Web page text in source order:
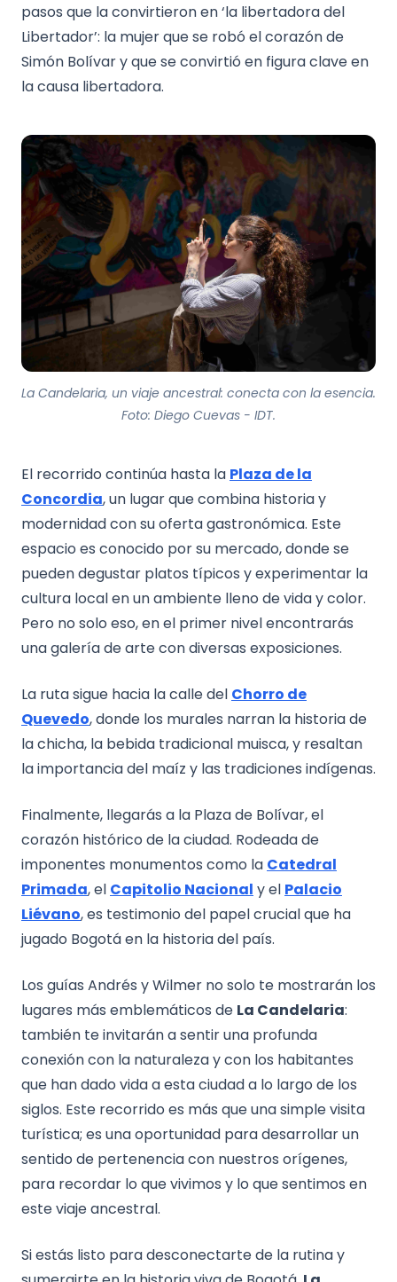
pasos que la convirtieron en ‘la libertadora del
Libertador’: la mujer que se robó el corazón de
Simón Bolívar y que se convirtió en figura clave en
la causa libertadora.
La Candelaria, un viaje ancestral: conecta con la esencia.
Foto: Diego Cuevas - IDT.
El recorrido continúa hasta la Plaza de la
Concordia, un lugar que combina historia y
modernidad con su oferta gastronómica. Este
espacio es conocido por su mercado, donde se
pueden degustar platos típicos y experimentar la
cultura local en un ambiente lleno de vida y color.
Pero no solo eso, en el primer nivel encontrarás
una galería de arte con diversas exposiciones.
La ruta sigue hacia la calle del Chorro de
Quevedo, donde los murales narran la historia de
la chicha, la bebida tradicional muisca, y resaltan
la importancia del maíz y las tradiciones indígenas.
Finalmente, llegarás a la Plaza de Bolívar, el
corazón histórico de la ciudad. Rodeada de
imponentes monumentos como la Catedral
Primada, el Capitolio Nacional y el Palacio
Liévano, es testimonio del papel crucial que ha
jugado Bogotá en la historia del país.
Los guías Andrés y Wilmer no solo te mostrarán los
lugares más emblemáticos de La Candelaria:
también te invitarán a sentir una profunda
conexión con la naturaleza y con los habitantes
que han dado vida a esta ciudad a lo largo de los
siglos. Este recorrido es más que una simple visita
turística; es una oportunidad para desarrollar un
sentido de pertenencia con nuestros orígenes,
para recordar lo que vivimos y lo que sentimos en
este viaje ancestral.
Si estás listo para desconectarte de la rutina y